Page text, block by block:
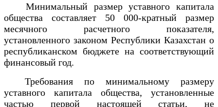
Минимальный размер уставного капитала
общества составляет 50 000-кратный размер
месячного расчетного показателя,
установленного законом Республики Казахстан о
республиканском бюджете на соответствующий
финансовый год.
Требования по минимальному размеру
уставного капитала общества, установленные
частью первой настоящей статьи, не